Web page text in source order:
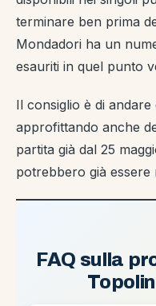
terminare ben prima
Mondadori ha un
esauriti in quel punto
Il consiglio è di
approfittando anche
partita già dal 25
potrebbero già essere
FAQ sulla